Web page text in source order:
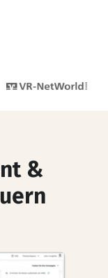
&